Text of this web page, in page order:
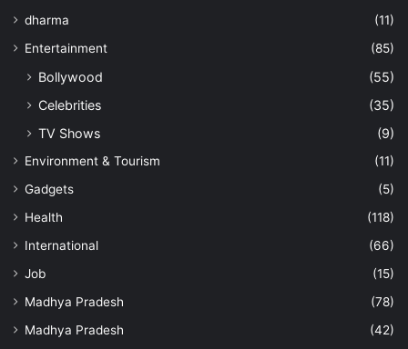
dharma
(11)
Entertainment
(85)
Bollywood
(55)
Celebrities
(35)
TV Shows
(9)
Environment & Tourism
(11)
Gadgets
(5)
Health
(118)
International
(66)
Job
(15)
Madhya Pradesh
(78)
Madhya Pradesh
(42)